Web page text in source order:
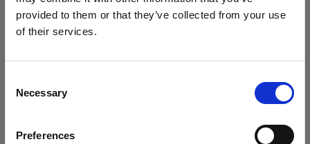
provided to them or that they’ve collected from your use
of their services.
Selection
Necessary
Preferences
Möchten Sie Ihren Standort aktualisieren?
Cyprus